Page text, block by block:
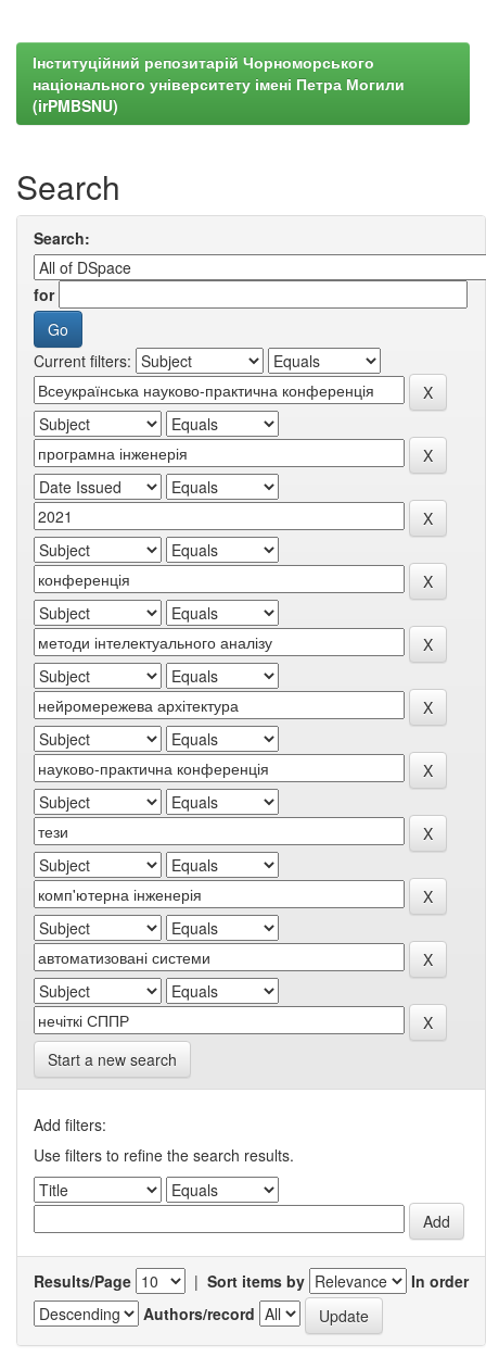
Інституційний репозитарій Чорноморського
національного університету імені Петра Могили
(irPMBSNU)
Search
Search:
for
Current filters:
Start a new search
Add filters:
Use filters to refine the search results.
Results/Page | Sort items by
In order
Authors/record